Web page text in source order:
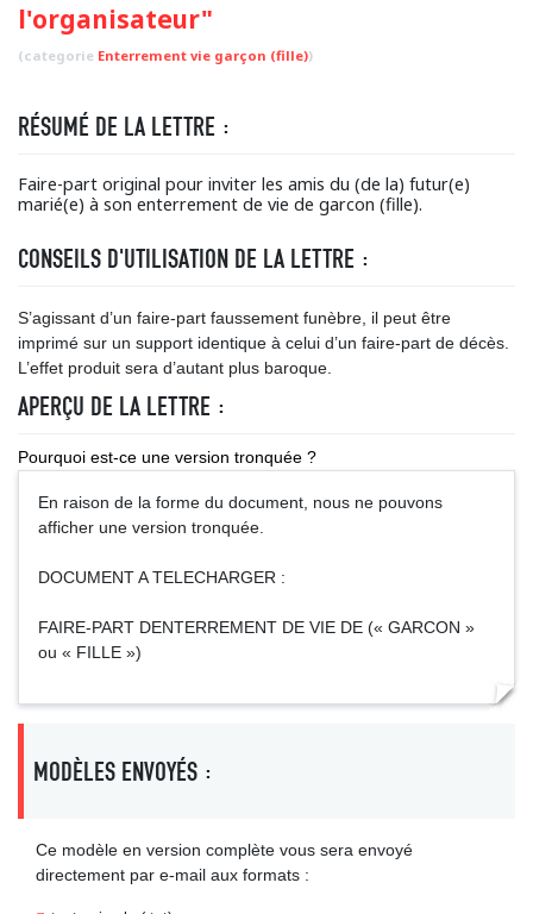
l'organisateur"
(categorie Enterrement vie garçon (fille))
RÉSUMÉ DE LA LETTRE :
Faire-part original pour inviter les amis du (de la) futur(e)
marié(e) à son enterrement de vie de garcon (fille).
CONSEILS D'UTILISATION DE LA LETTRE :
S’agissant d’un faire-part faussement funèbre, il peut être
imprimé sur un support identique à celui d’un faire-part de décès.
L’effet produit sera d’autant plus baroque.
APERÇU DE LA LETTRE :
Pourquoi est-ce une version tronquée ?
En raison de la forme du document, nous ne pouvons
afficher une version tronquée.
DOCUMENT A TELECHARGER :
FAIRE-PART DENTERREMENT DE VIE DE (« GARCON »
ou « FILLE »)
MODÈLES ENVOYÉS :
Ce modèle en version complète vous sera envoyé
directement par e-mail aux formats :